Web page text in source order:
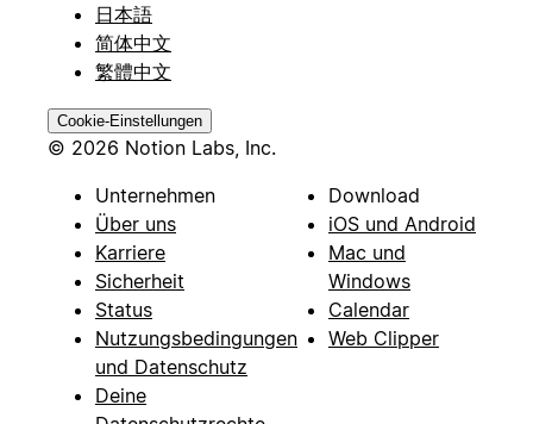
日本語
简体中文
繁體中文
Cookie-Einstellungen
© 2026 Notion Labs, Inc.
Unternehmen
Über uns
Karriere
Sicherheit
Status
Nutzungsbedingungen
und Datenschutz
Deine
Download
iOS und Android
Mac und
Windows
Calendar
Web Clipper